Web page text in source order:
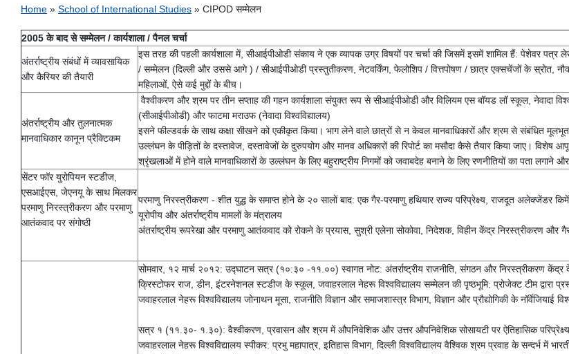
Breadcrumb
Home School of International Studies CIPOD सम्मेलन
2005 के बाद से सम्मेलन / कार्यशाला / पैनल चर्चा
अंतर्राष्ट्रीय संबंधों में व्यावसायिक
और कैरियर की तैयारी
इस तरह की पहली कार्यशाला में, सीआईपीओडी संकाय ने एक व्यापक उग्र विषयों पर चर्चा की जिसमें इसमें शामिल हैं: पेशेवर
/ सम्मेलन (दिल्ली और उससे आगे ) / सीआईपीओडी प्रस्तुतीकरण, नेटवर्किंग, फेलोशिप / वित्तपोषण / छात्र एक्सचेंजों के स्रोत,
महिलाओं, ऐसे कई मुद्दों के बीच।
अंतर्राष्ट्रीय और तुलनात्मक
मानवाधिकार कानून प्रैक्टिकम
वैश्वीकरण और श्रम पर तीन सप्ताह की गहन कार्यशाला संयुक्त रूप से सीआईपीओडी और विलियम एस बॉयड लॉ स्कूल, नेवादा
(सीआईपीओडी) और फाटमा मराउफ (नेवादा विश्वविद्यालय)
इसने फील्डवर्क के साथ कक्षा सीखने को एकीकृत किया। भाग लेने वाले छात्रों से न केवल मानवाधिकारों और श्रम से संबंधित मूलभूत
उल्लंघन के पीड़ितों के दस्तावेज, दस्तावेजों के दुरुपयोग और मानव अधिकारों की रिपोर्ट का मसौदा कैसे तैयार किया जाए। विशेष
श्रृंखलाओं में होने वाले मानवाधिकारों के उल्लंघन के लिए बहुराष्ट्रीय निगमों को जवाबदेह बनाने के लिए रणनीतियों का पता
सेंटर फॉर युरोपियन स्टडीज,
एसआईएस, जेएनयू के साथ मिलकर
परमाणु निरस्त्रीकरण और परमाणु
आतंकवाद पर संगोष्ठी
परमाणु निरस्त्रीकरण - शीत युद्ध के समाप्त होने के २० सालों बाद: एक गैर-परमाणु हथियार राज्य परिप्रेक्ष्य, राजदूत
यूरोपीय और अंतर्राष्ट्रीय मामलों के मंत्रालय
अंतर्राष्ट्रीय रूपरेखा और परमाणु आतंकवाद को रोकने के प्रयास, सुश्री एलेना सोकोवा, निदेशक, विहीन केंद्र निरस्त्रीकरण और
सोमवार, १२ मार्च २०१२: उद्घाटन सत्र (१०:३० -११.००) स्वागत नोट: अंतर्राष्ट्रीय राजनीति, संगठन और निरस्त्रीकरण केंद्र के
क्रिस्टोफर राज, डीन, इंटरनेशनल स्टडीज के स्कूल, जवाहरलाल नेहरू विश्वविद्यालय सम्मेलन की पृष्ठभूमि: प्रोजेक्ट टीम द्वारा
जवाहरलाल नेहरू विश्वविद्यालय जोनाथन मूसा, राजनीति विज्ञान और समाजशास्त्र विभाग, विज्ञान और प्रौद्योगिकी के नॉर्वेजियाई
सत्र १ (११.३०- १.३०): वैश्वीकरण, प्रवासन और श्रम में औपनिवेशिक और उत्तर औपनिवेशिक सोसायटी पर ऐतिहासिक परिप्रेक्ष्य
जवाहरलाल नेहरू विश्वविद्यालय स्पीकर: प्रभु महापात्र, इतिहास विभाग, दिल्ली विश्वविद्यालय वैश्विक श्रम प्रवाह के सन्दर्भ